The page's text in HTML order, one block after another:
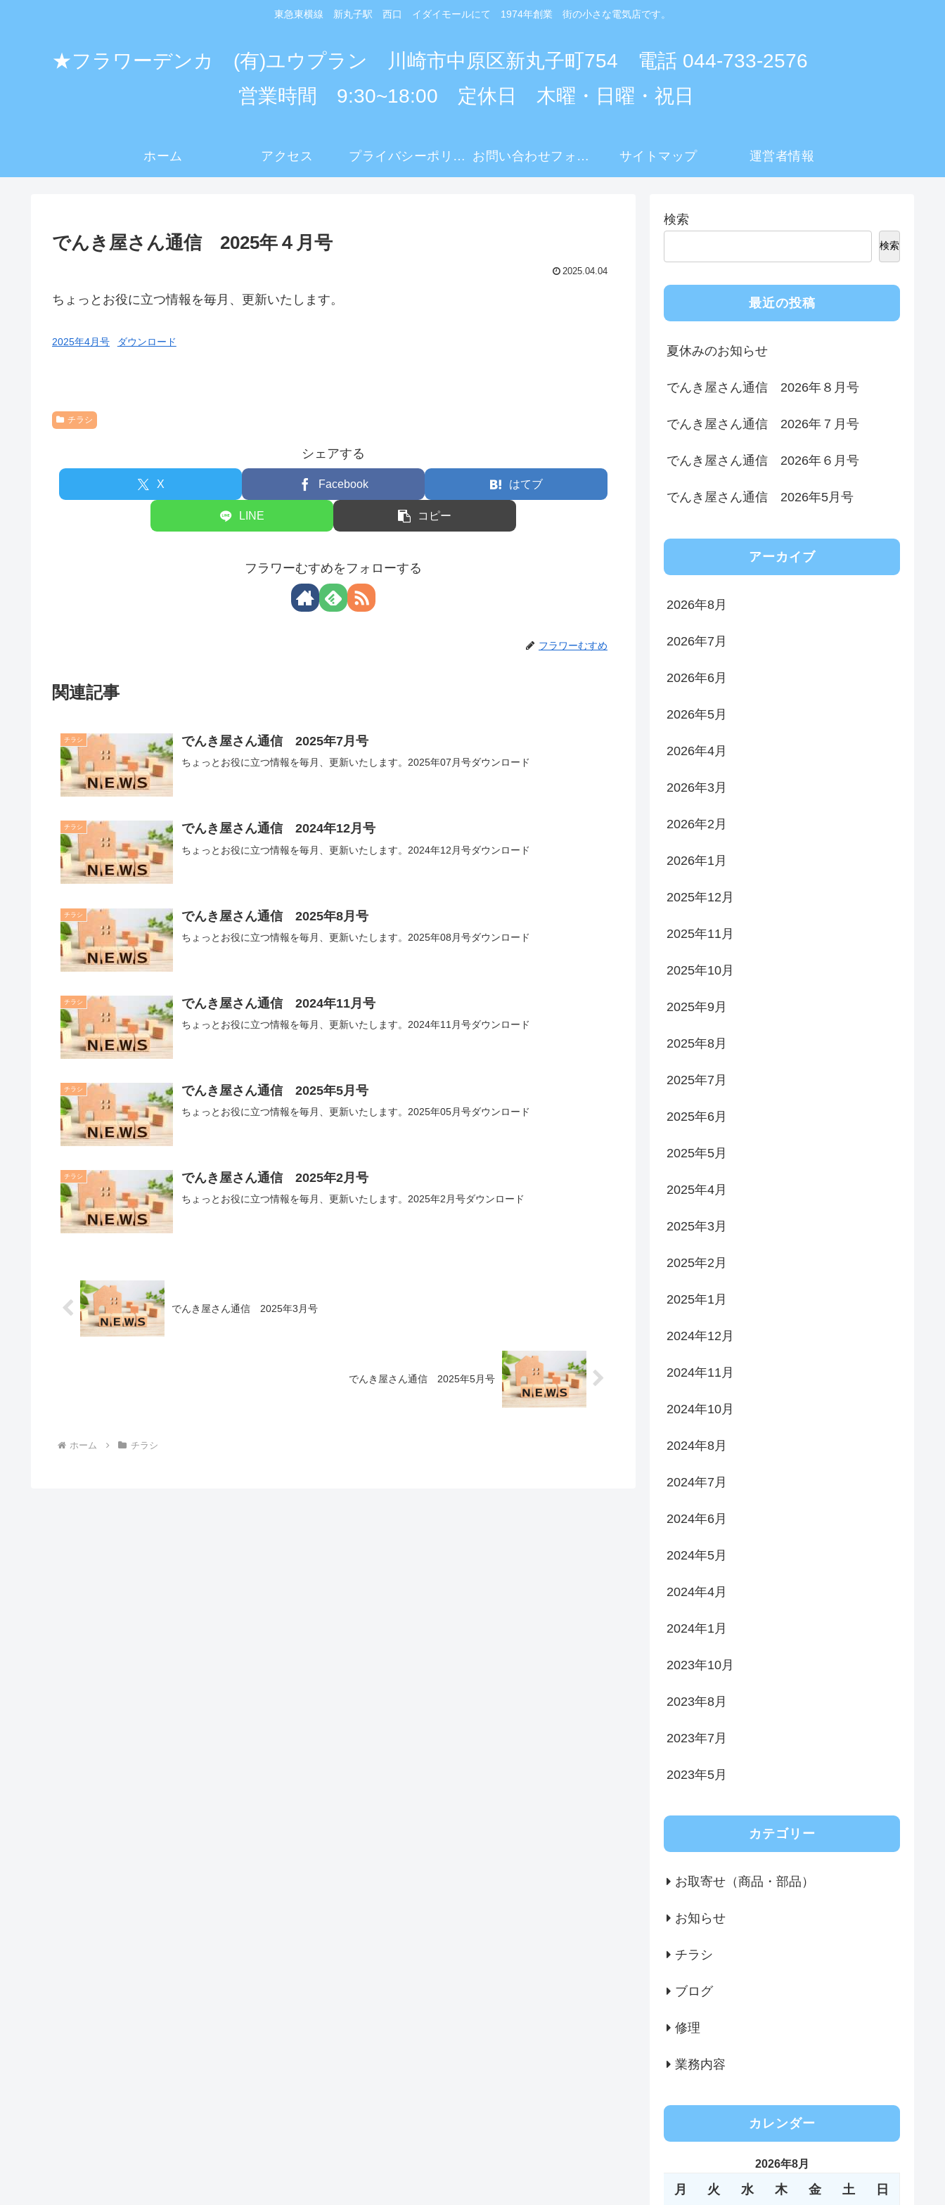
東急東横線 新丸子駅 西口 イダイモールにて 1974年創業 街の小さな電気店です。
★フラワーデンカ (有)ユウプラン 川崎市中原区新丸子町754 電話 044-733-2576
営業時間 9:30~18:00 定休日 木曜・日曜・祝日
ホーム アクセス プライバシーポリシー お問い合わせフォーム サイトマップ 運営者情報
でんき屋さん通信 2025年４月号
2025.04.04
ちょっとお役に立つ情報を毎月、更新いたします。
2025年4月号 ダウンロード
チラシ
シェアする
X Facebook はてブ
LINE コピー
フラワーむすめをフォローする
フラワーむすめ
関連記事
チラシ でんき屋さん通信 2025年7月号
ちょっとお役に立つ情報を毎月、更新いたします。2025年07月号ダウンロード
チラシ でんき屋さん通信 2024年12月号
ちょっとお役に立つ情報を毎月、更新いたします。2024年12月号ダウンロード
チラシ でんき屋さん通信 2025年8月号
ちょっとお役に立つ情報を毎月、更新いたします。2025年08月号ダウンロード
チラシ でんき屋さん通信 2024年11月号
ちょっとお役に立つ情報を毎月、更新いたします。2024年11月号ダウンロード
チラシ でんき屋さん通信 2025年5月号
ちょっとお役に立つ情報を毎月、更新いたします。2025年05月号ダウンロード
チラシ でんき屋さん通信 2025年2月号
ちょっとお役に立つ情報を毎月、更新いたします。2025年2月号ダウンロード
でんき屋さん通信 2025年3月号
でんき屋さん通信 2025年5月号
ホーム チラシ
検索
検索
最近の投稿
夏休みのお知らせ
でんき屋さん通信 2026年８月号
でんき屋さん通信 2026年７月号
でんき屋さん通信 2026年６月号
でんき屋さん通信 2026年5月号
アーカイブ
2026年8月
2026年7月
2026年6月
2026年5月
2026年4月
2026年3月
2026年2月
2026年1月
2025年12月
2025年11月
2025年10月
2025年9月
2025年8月
2025年7月
2025年6月
2025年5月
2025年4月
2025年3月
2025年2月
2025年1月
2024年12月
2024年11月
2024年10月
2024年8月
2024年7月
2024年6月
2024年5月
2024年4月
2024年1月
2023年10月
2023年8月
2023年7月
2023年5月
カテゴリー
お取寄せ（商品・部品）
お知らせ
チラシ
ブログ
修理
業務内容
カレンダー
2026年8月
月 火 水 木 金 土 日